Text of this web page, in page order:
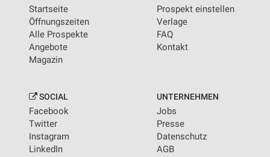
Startseite
Öffnungszeiten
Alle Prospekte
Angebote
Magazin
Prospekt einstellen
Verlage
FAQ
Kontakt
SOCIAL
Facebook
Twitter
Instagram
LinkedIn
UNTERNEHMEN
Jobs
Presse
Datenschutz
AGB